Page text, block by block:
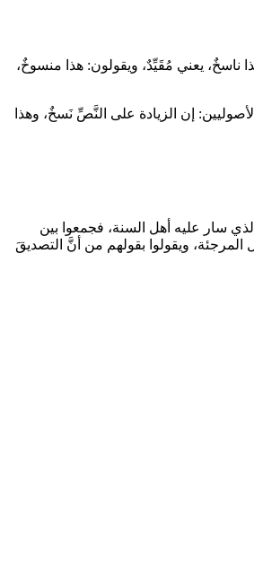
يعني مُقَيِّدٌ، ويقولون: هذا منسوخٌ،
إن الزيادة على النَّصِّ نَسخٌ، وهذا
سار عليه أهل السنة، فجمعوا بين
ويقولوا بقولهم من أنَّ التصديقَ